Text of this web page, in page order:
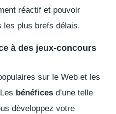
réactif et pouvoir
les plus brefs délais.
à des jeux-concours
sur le Web et les
bénéfices d’une telle
développez votre